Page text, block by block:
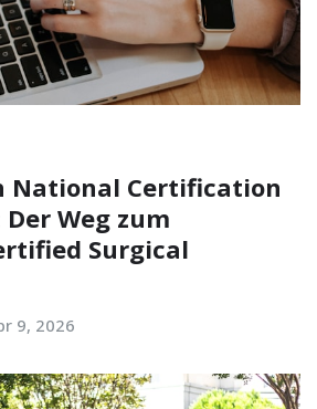
National Certification
Der Weg zum
Surgical
9, 2026